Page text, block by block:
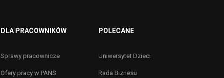
DLA PRACOWNIKÓW
Sprawy pracownicze
Ofery pracy w PANS
POLECANE
Uniwersytet Dzieci
Rada Biznesu